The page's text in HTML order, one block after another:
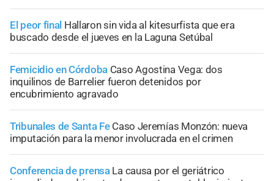
El peor final Hallaron sin vida al kitesurfista que era
buscado desde el jueves en la Laguna Setúbal
Femicidio en Córdoba Caso Agostina Vega: dos
inquilinos de Barrelier fueron detenidos por
encubrimiento agravado
Tribunales de Santa Fe Caso Jeremías Monzón: nueva
imputación para la menor involucrada en el crimen
Conferencia de prensa La causa por el geriátrico